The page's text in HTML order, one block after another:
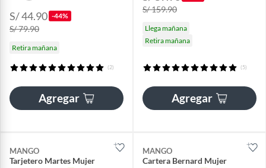
S/ 44.90 -44%
S/ 79.90
Retira mañana
(2)
Agregar
S/ 159.90
Llega mañana
Retira mañana
(5)
Agregar
MANGO
Tarjetero Martes Mujer
MANGO
Cartera Bernard Mujer